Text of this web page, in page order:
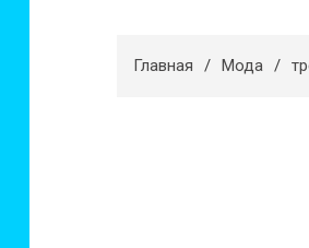
Главная Мода